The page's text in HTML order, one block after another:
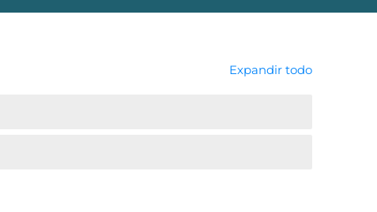
Expandir todo